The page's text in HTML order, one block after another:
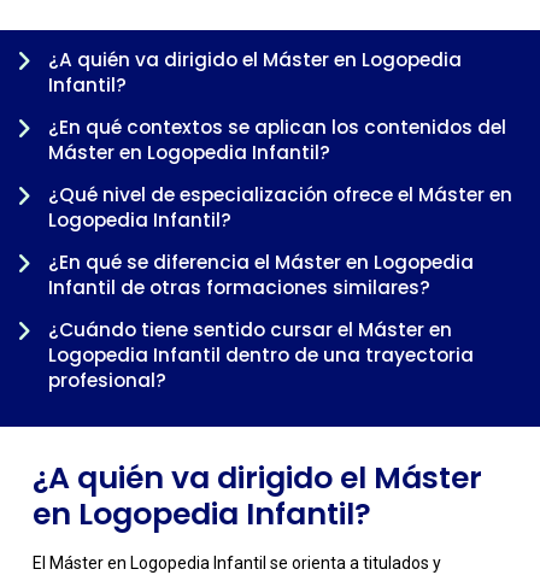
¿A quién va dirigido el Máster en Logopedia
Infantil?
¿En qué contextos se aplican los contenidos del
Máster en Logopedia Infantil?
¿Qué nivel de especialización ofrece el Máster en
Logopedia Infantil?
¿En qué se diferencia el Máster en Logopedia
Infantil de otras formaciones similares?
¿Cuándo tiene sentido cursar el Máster en
Logopedia Infantil dentro de una trayectoria
profesional?
¿A quién va dirigido el Máster
en Logopedia Infantil?
El Máster en Logopedia Infantil se orienta a titulados y